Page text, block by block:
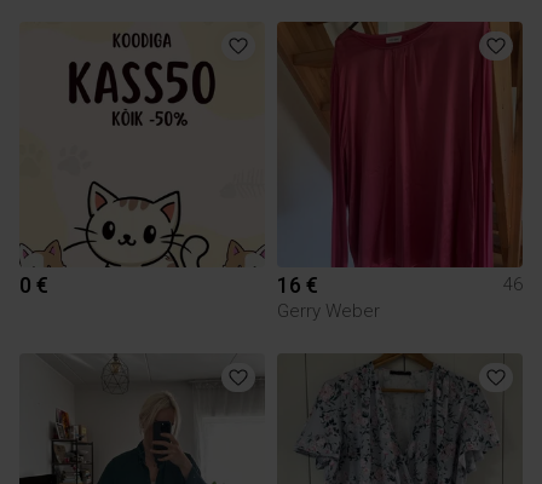
0 € 16 €
46
Gerry Weber